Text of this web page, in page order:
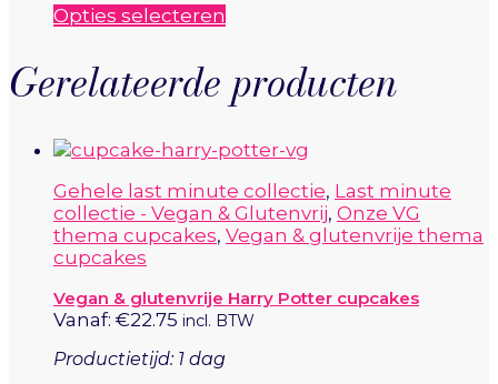
Opties selecteren
meerdere
variaties.
optie
gekozen
worden
op
Gerelateerde producten
Gehele last minute collectie, Last minute
collectie - Vegan & Glutenvrij, Onze VG
thema cupcakes, Vegan & glutenvrije thema
cupcakes
Vegan & glutenvrije Harry Potter cupcakes
Vanaf: €22.75 incl. BTW
Productietijd: 1 dag